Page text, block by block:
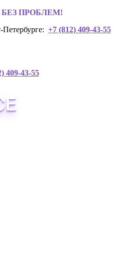
БЕЗ ПРОБЛЕМ!
+7 (812) 409-43-55
409-43-55